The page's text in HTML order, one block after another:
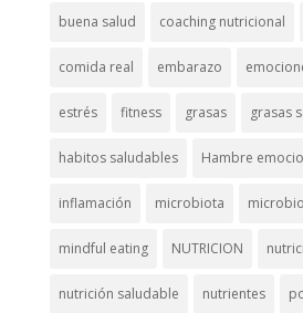
buena salud coaching nutricional
comida real embarazo
estrés fitness grasas grasas
habitos saludables Hambre
inflamación microbiota
mindful eating NUTRICION
nutrición saludable nutrientes